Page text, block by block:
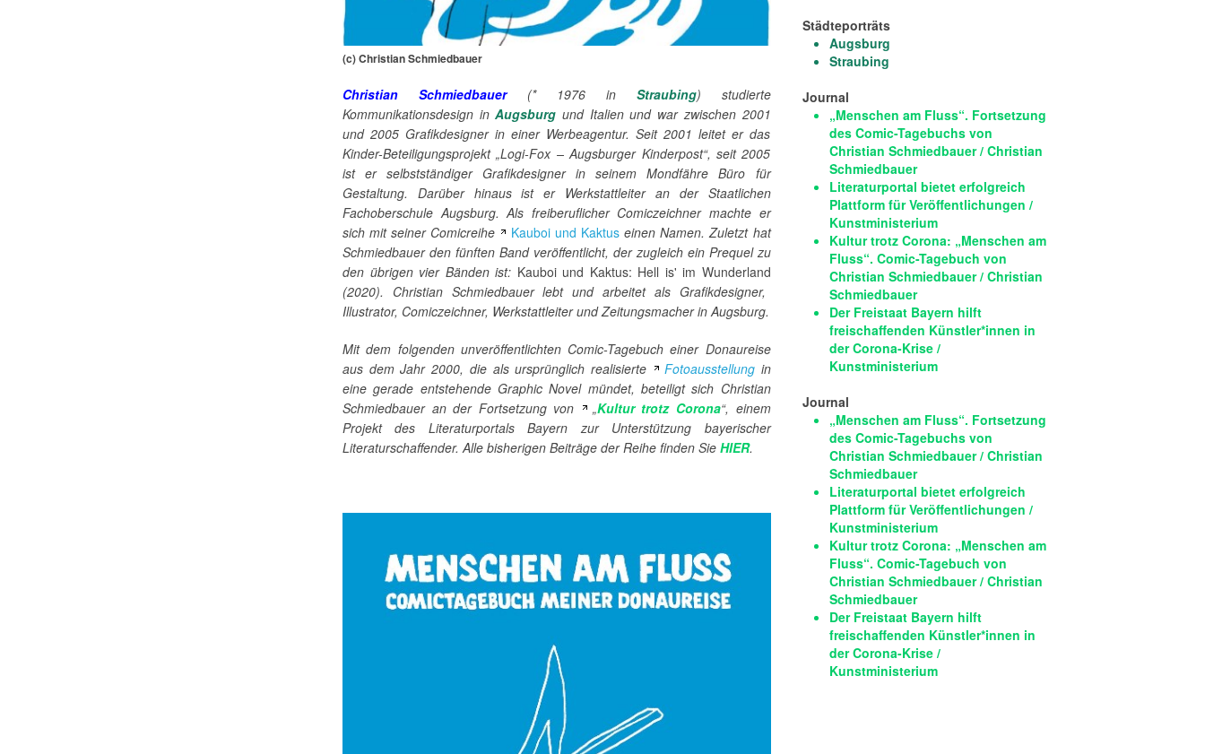
(c) Christian Schmiedbauer
Christian Schmiedbauer(* 1976 in Straubing) studierte
Kommunikationsdesign inAugsburg und Italien und war zwischen 2001
und 2005 Grafikdesigner in einer Werbeagentur. Seit 2001 leitet er das
Kinder-Beteiligungsprojekt „Logi-Fox – Augsburger Kinderpost“, seit 2005
ist er selbstständiger Grafikdesigner in seinem Mondfähre Büro für
Gestaltung. Darüber hinaus ist er Werkstattleiter an der Staatlichen
Fachoberschule Augsburg. Als freiberuflicher Comiczeichner machte er
sich mit seiner Comicreihe
Kauboi und Kaktus einen Namen. Zuletzt hat
Schmiedbauer den fünften Band veröffentlicht, der zugleich ein Prequel zu
den übrigen vier Bänden ist: Kauboi und Kaktus: Hell is' im Wunderland
(2020). Christian Schmiedbauer lebt und arbeitet als Grafikdesigner,
Illustrator, Comiczeichner, Werkstattleiter und Zeitungsmacher in Augsburg.
Mit dem folgenden unveröffentlichten Comic-Tagebuch einer Donaureise
aus dem Jahr 2000, die als ursprünglich realisierte
Fotoausstellungin
eine gerade entstehende Graphic Novel mündet, beteiligt sich Christian
Schmiedbauer an der Fortsetzung von „Kultur trotz Corona“, einem
Projekt des Literaturportals Bayern zur Unterstützung bayerischer
Literaturschaffender. Alle bisherigen Beiträge der Reihe finden Sie HIER.
Städteporträts
Augsburg
Straubing
Journal
„Menschen am Fluss“. Fortsetzung
des Comic-Tagebuchs von
Christian Schmiedbauer / Christian
Schmiedbauer
Literaturportal bietet erfolgreich
Plattform für Veröffentlichungen /
Kunstministerium
Kultur trotz Corona: „Menschen am
Fluss“. Comic-Tagebuch von
Christian Schmiedbauer / Christian
Schmiedbauer
Der Freistaat Bayern hilft
freischaffenden Künstler*innen in
der Corona-Krise /
Kunstministerium
Journal
„Menschen am Fluss“. Fortsetzung
des Comic-Tagebuchs von
Christian Schmiedbauer / Christian
Schmiedbauer
Literaturportal bietet erfolgreich
Plattform für Veröffentlichungen /
Kunstministerium
Kultur trotz Corona: „Menschen am
Fluss“. Comic-Tagebuch von
Christian Schmiedbauer / Christian
Schmiedbauer
Der Freistaat Bayern hilft
freischaffenden Künstler*innen in
der Corona-Krise /
Kunstministerium